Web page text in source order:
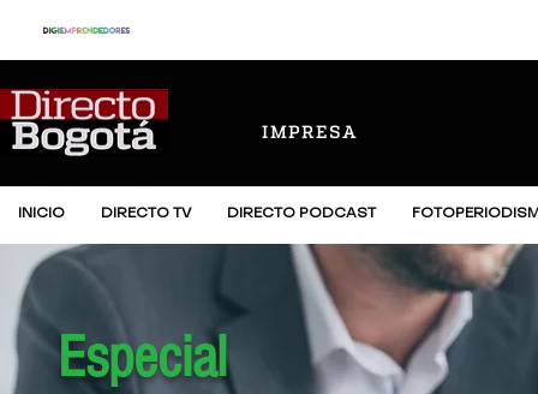
IMPRESA
INICIO DIRECTO TV DIRECTO PODCAST
Especial